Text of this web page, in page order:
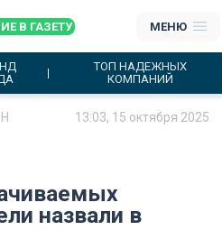
В ГАЗЕТУ МЕНЮ
ТОП НАДЕЖНЫХ
КОМПАНИЙ
13:03, 15 октября 2025
назвали в